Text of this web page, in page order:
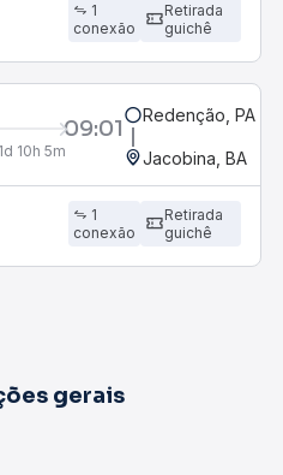
1
conexão
Retirada
guichê
09:01
1d 10h 5m
Redenção, PA
Jacobina, BA
1
conexão
Retirada
guichê
gerais